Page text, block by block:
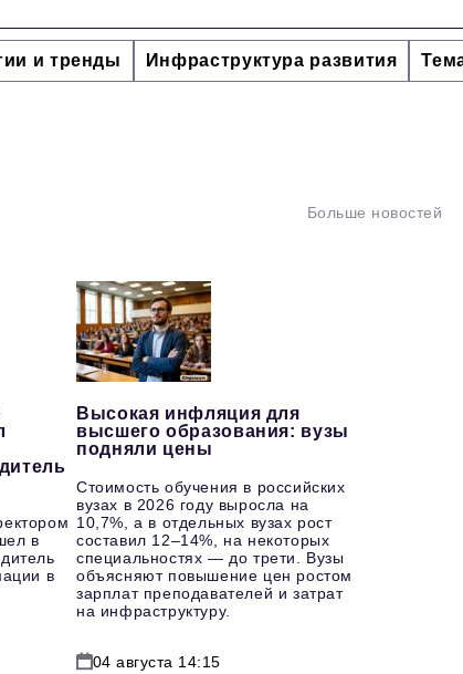
и тренды Инфраструктура развития
Больше новостей
в
в
Высокая инфляция для
высшего образования: вузы
подняли цены
Стоимость обучения в российских
вузах в 2026 году выросла на
10,7%, а в отдельных вузах рост
составил 12–14%, на некоторых
специальностях — до трети. Вузы
объясняют повышение цен ростом
зарплат преподавателей и затрат
на инфраструктуру.
04 августа 14:15